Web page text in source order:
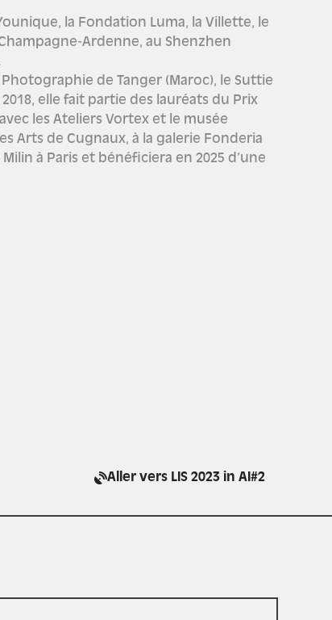
la Fondation Luma, la Villette, le
Ardenne, au Shenzhen
de Tanger (Maroc), le Suttie
elle fait partie des lauréats du Prix
les Ateliers Vortex et le musée
Arts de Cugnaux, à la galerie Fonderia
à Paris et bénéficiera en 2025 d’une
Aller vers LIS 2023 in AI#2